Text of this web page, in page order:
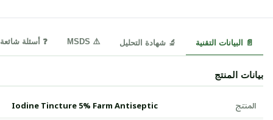
📄 البيانات التقنية 🔬 شهادة التحليل ⚠️ MSDS ❓ أسئلة شائعة
بيانات المنتج
المنتج
Iodine Tincture 5% Farm Antiseptic